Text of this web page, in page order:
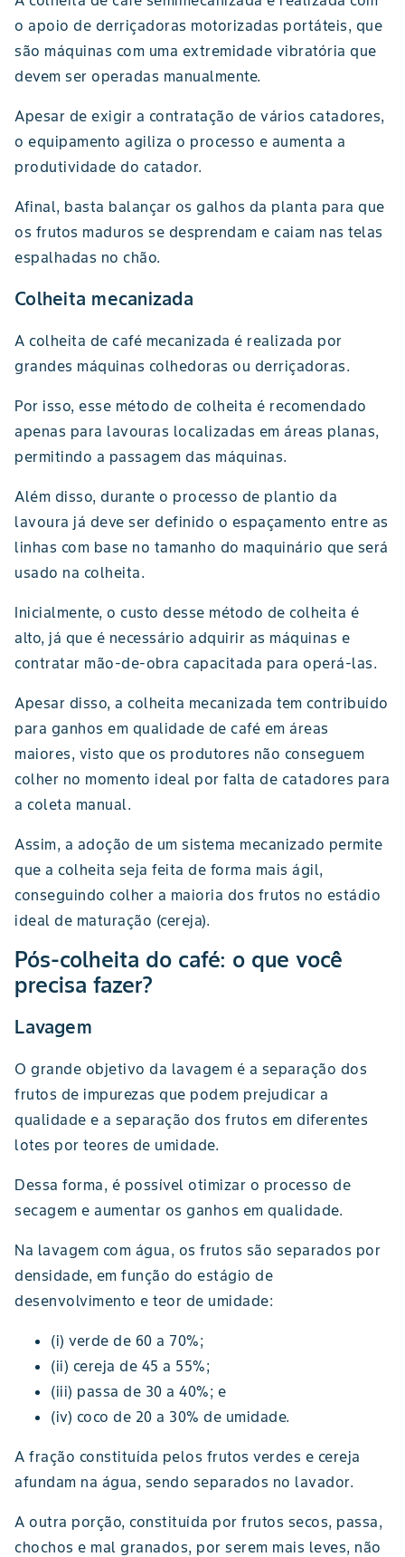
o apoio de derriçadoras motorizadas portáteis, que
são máquinas com uma extremidade vibratória que
devem ser operadas manualmente.
Apesar de exigir a contratação de vários catadores,
o equipamento agiliza o processo e aumenta a
produtividade do catador.
Afinal, basta balançar os galhos da planta para que
os frutos maduros se desprendam e caiam nas telas
espalhadas no chão.
Colheita mecanizada
A colheita de café mecanizada é realizada por
grandes máquinas colhedoras ou derriçadoras.
Por isso, esse método de colheita é recomendado
apenas para lavouras localizadas em áreas planas,
permitindo a passagem das máquinas.
Além disso, durante o processo de plantio da
lavoura já deve ser definido o espaçamento entre as
linhas com base no tamanho do maquinário que será
usado na colheita.
Inicialmente, o custo desse método de colheita é
alto, já que é necessário adquirir as máquinas e
contratar mão-de-obra capacitada para operá-las.
Apesar disso, a colheita mecanizada tem contribuído
para ganhos em qualidade de café em áreas
maiores, visto que os produtores não conseguem
colher no momento ideal por falta de catadores para
a coleta manual.
Assim, a adoção de um sistema mecanizado permite
que a colheita seja feita de forma mais ágil,
conseguindo colher a maioria dos frutos no estádio
ideal de maturação (cereja).
Pós-colheita do café: o que você
precisa fazer?
Lavagem
O grande objetivo da lavagem é a separação dos
frutos de impurezas que podem prejudicar a
qualidade e a separação dos frutos em diferentes
lotes por teores de umidade.
Dessa forma, é possível otimizar o processo de
secagem e aumentar os ganhos em qualidade.
Na lavagem com água, os frutos são separados por
densidade, em função do estágio de
desenvolvimento e teor de umidade:
(i) verde de 60 a 70%;
(ii) cereja de 45 a 55%;
(iii) passa de 30 a 40%; e
(iv) coco de 20 a 30% de umidade.
A fração constituída pelos frutos verdes e cereja
afundam na água, sendo separados no lavador.
A outra porção, constituída por frutos secos, passa,
chochos e mal granados, por serem mais leves, não